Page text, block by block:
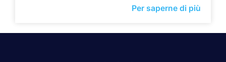
Per saperne di più